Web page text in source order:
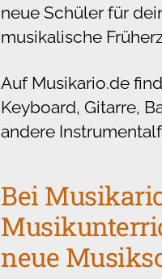
neue Schüler für
musikalische
Auf Musikario.de
Keyboard, Gitarre,
andere
Bei
neue